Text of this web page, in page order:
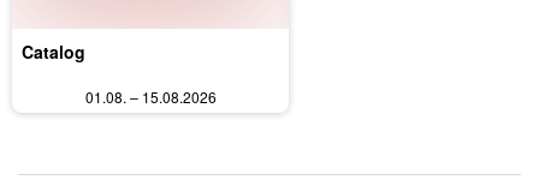
Catalog
01.08. – 15.08.2026